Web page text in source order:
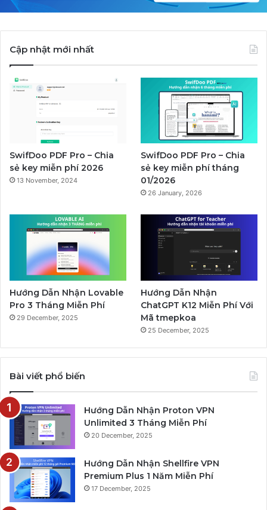
Cập nhật mới nhất
SwifDoo PDF Pro – Chia
sẻ key miễn phí 2026
13 November, 2024
SwifDoo PDF Pro – Chia
sẻ key miễn phí tháng
01/2026
26 January, 2026
Hướng Dẫn Nhận Lovable
Pro 3 Tháng Miễn Phí
29 December, 2025
Hướng Dẫn Nhận
ChatGPT K12 Miễn Phí Với
Mã tmepkoa
25 December, 2025
Bài viết phổ biến
Hướng Dẫn Nhận Proton VPN
Unlimited 3 Tháng Miễn Phí
20 December, 2025
Hướng Dẫn Nhận Shellfire VPN
Premium Plus 1 Năm Miễn Phí
17 December, 2025